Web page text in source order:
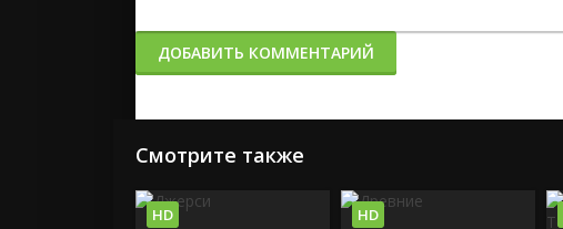
ДОБАВИТЬ КОММЕНТАРИЙ
Смотрите также
HD HD